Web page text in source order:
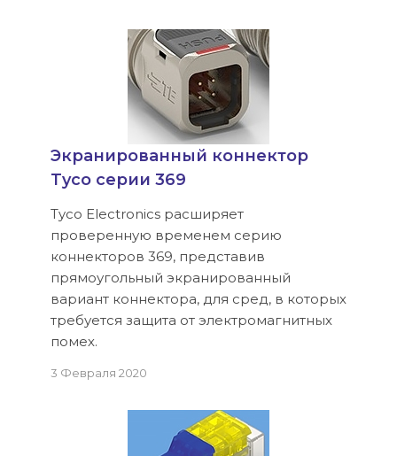
Экранированный коннектор
Tyco серии 369
Tyco Electronics расширяет
проверенную временем серию
коннекторов 369, представив
прямоугольный экранированный
вариант коннектора, для сред, в которых
требуется защита от электромагнитных
помех.
3 Февраля 2020